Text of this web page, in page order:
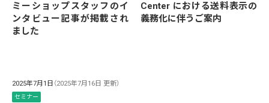
ミーショップスタッフのイ
ンタビュー記事が掲載され
ました
Center における送料表示の
義務化に伴うご案内
2025年7月1日 （2025年7月16日 更新）
セミナー